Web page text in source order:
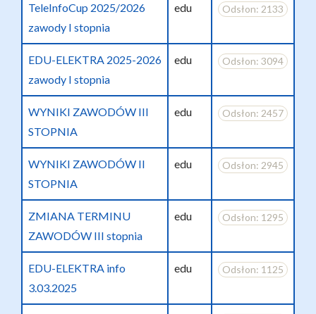
TeleInfoCup 2025/2026
zawody I stopnia
edu Odsłon: 2133
EDU-ELEKTRA 2025-2026
zawody I stopnia
edu Odsłon: 3094
WYNIKI ZAWODÓW III
STOPNIA
edu Odsłon: 2457
WYNIKI ZAWODÓW II
STOPNIA
edu Odsłon: 2945
ZMIANA TERMINU
ZAWODÓW III stopnia
edu Odsłon: 1295
EDU-ELEKTRA info
3.03.2025
edu Odsłon: 1125